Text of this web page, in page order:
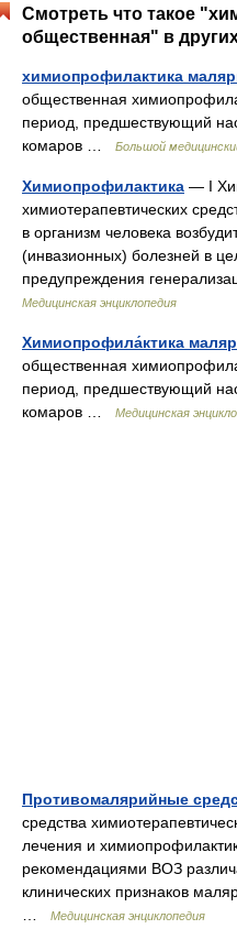
Смотреть что такое
общественная" в
химиопрофилактика
общественная
период, предшествующий
комаров …
Большой
Химиопрофилактика — I
химиотерапевтических
в организм человека
(инвазионных) болезней в
предупреждения
Медицинская энциклопедия
Химиопрофила́ктика
общественная
период, предшествующий
комаров …
Медицинская
Противомалярийные
средства
лечения и
рекомендациями ВОЗ
клинических признаков
Медицинская энциклопедия